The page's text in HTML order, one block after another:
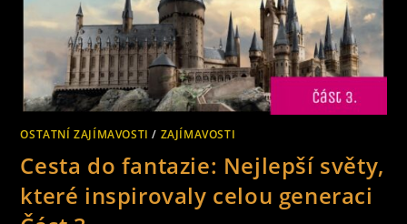
OSTATNÍ ZAJÍMAVOSTI / ZAJÍMAVOSTI
Cesta do fantazie: Nejlepší světy,
které inspirovaly celou generaci